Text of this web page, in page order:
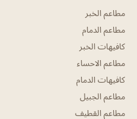
مطاعم الخبر
مطاعم الدمام
كافيهات الخبر
مطاعم الاحساء
كافيهات الدمام
مطاعم الجبيل
مطاعم القطيف